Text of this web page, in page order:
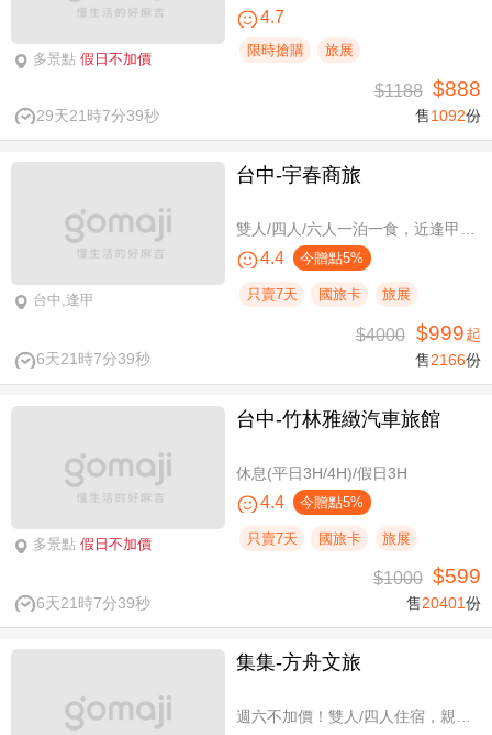
多景點 假日不加價
4.7
限時搶購 旅展
29天21時7分39秒
$1188 $888
售1092份
台中,逢甲
台中-宇春商旅
雙人/四人/六人一泊一食，近逢甲商圈親子假期
4.4 今贈點5%
只賣7天 國旅卡 旅展
6天21時7分39秒
$4000 $999起
售2166份
多景點 假日不加價
台中-竹林雅緻汽車旅館
休息(平日3H/4H)/假日3H
4.4 今贈點5%
只賣7天 國旅卡 旅展
6天21時7分39秒
$1000 $599
售20401份
集集-方舟文旅
週六不加價！雙人/四人住宿，親子假期